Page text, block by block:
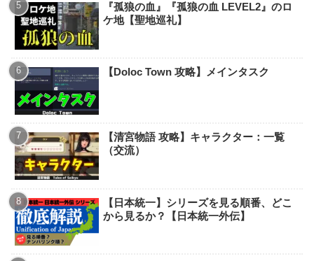
『孤狼の血』『孤狼の血 LEVEL2』のロ
ケ地【聖地巡礼】
【Doloc Town 攻略】メインタスク
【清宮物語 攻略】キャラクター：一覧
（交流）
【日本統一】シリーズを見る順番、どこ
から見るか？【日本統一外伝】